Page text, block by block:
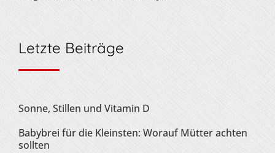
Letzte Beiträge
Sonne, Stillen und Vitamin D
Babybrei für die Kleinsten: Worauf Mütter achten
sollten